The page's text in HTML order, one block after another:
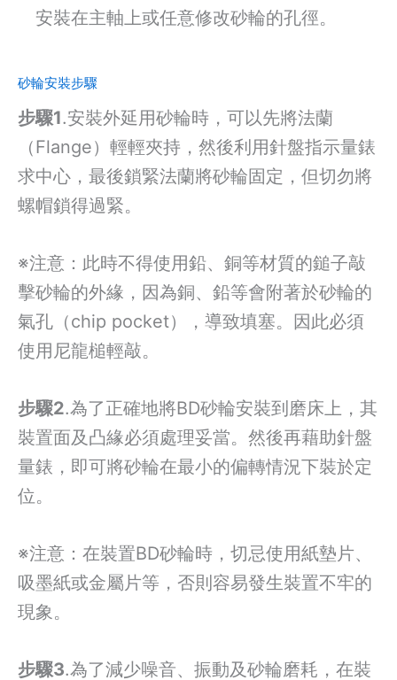
安裝在主軸上或任意修改砂輪的孔徑。
砂輪安裝步驟
步驟1.安裝外延用砂輪時，可以先將法蘭
（Flange）輕輕夾持，然後利用針盤指示量錶
求中心，最後鎖緊法蘭將砂輪固定，但切勿將
螺帽鎖得過緊。
※注意：此時不得使用鉛、銅等材質的鎚子敲
擊砂輪的外緣，因為銅、鉛等會附著於砂輪的
氣孔（chip pocket），導致填塞。因此必須
使用尼龍槌輕敲。
步驟2.為了正確地將BD砂輪安裝到磨床上，其
裝置面及凸緣必須處理妥當。然後再藉助針盤
量錶，即可將砂輪在最小的偏轉情況下裝於定
位。
※注意：在裝置BD砂輪時，切忌使用紙墊片、
吸墨紙或金屬片等，否則容易發生裝置不牢的
現象。
步驟3.為了減少噪音、振動及砂輪磨耗，在裝